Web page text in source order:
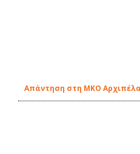
Απάντηση στη ΜΚΟ